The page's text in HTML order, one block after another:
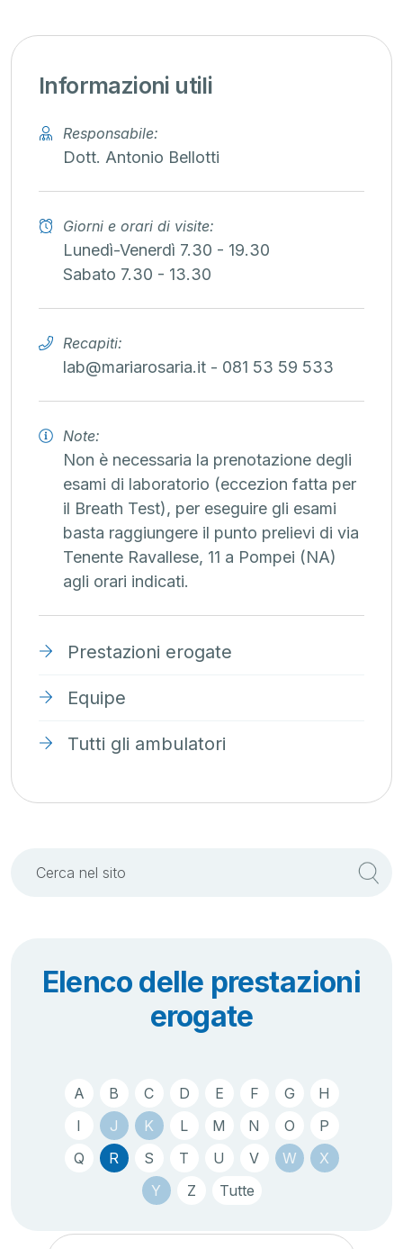
Informazioni utili
Responsabile:
Dott. Antonio Bellotti
Giorni e orari di visite:
Lunedì-Venerdì 7.30 - 19.30
Sabato 7.30 - 13.30
Recapiti:
lab@mariarosaria.it - 081 53 59 533
Note:
Non è necessaria la prenotazione degli
esami di laboratorio (eccezion fatta per
il Breath Test), per eseguire gli esami
basta raggiungere il punto prelievi di via
Tenente Ravallese, 11 a Pompei (NA)
agli orari indicati.
Prestazioni erogate
Equipe
Tutti gli ambulatori
Elenco delle prestazioni
erogate
A B C D E F G
H
I
J K L M N O
P
Q
R S T U V W
X
Y
Z Tutte